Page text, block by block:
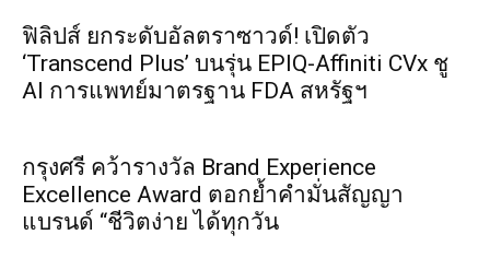
ฟิลิปส์ ยกระดับอัลตราซาวด์! เปิดตัว
‘Transcend Plus’ บนรุ่น EPIQ-Affiniti CVx ชู
AI การแพทย์มาตรฐาน FDA สหรัฐฯ
กรุงศรี คว้ารางวัล Brand Experience
Excellence Award ตอกย้ำคำมั่นสัญญา
แบรนด์ “ชีวิตง่าย ได้ทุกวัน